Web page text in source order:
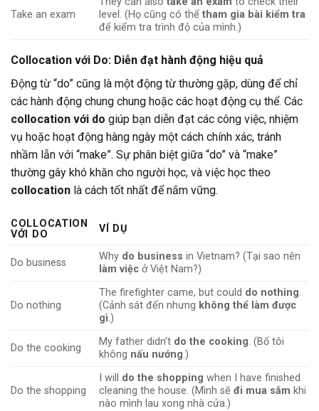
Take an exam
level. (Họ cũng có thểtham gia bài kiểm tra
để kiểm tra trình độ của mình.)
Collocation với Do: Diễn đạt hành động hiệu quả
Động từ “do” cũng là một động từ thường gặp, dùng để chỉ
các hành động chung chung hoặc các hoạt động cụ thể. Các
collocation với do giúp bạn diễn đạt các công việc, nhiệm
vụ hoặc hoạt động hàng ngày một cách chính xác, tránh
nhầm lẫn với “make”. Sự phân biệt giữa “do” và “make”
thường gây khó khăn cho người học, và việc học theo
collocation là cách tốt nhất để nắm vững.
COLLOCATION
VỚI DO
VÍ DỤ
Do business
Why do business in Vietnam? (Tại sao nên
làm việc ở Việt Nam?)
Do nothing
The firefighter came, but could do nothing.
(Cảnh sát đến nhưng không thể làm được
gì.)
Do the cooking
My father didn’t do the cooking. (Bố tôi
không nấu nướng.)
Do the shopping
I will do the shopping when I have finished
cleaning the house. (Mình sẽđi mua sắm khi
nào mình lau xong nhà cửa.)